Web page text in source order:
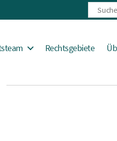
Suche
Rechtsgebiete